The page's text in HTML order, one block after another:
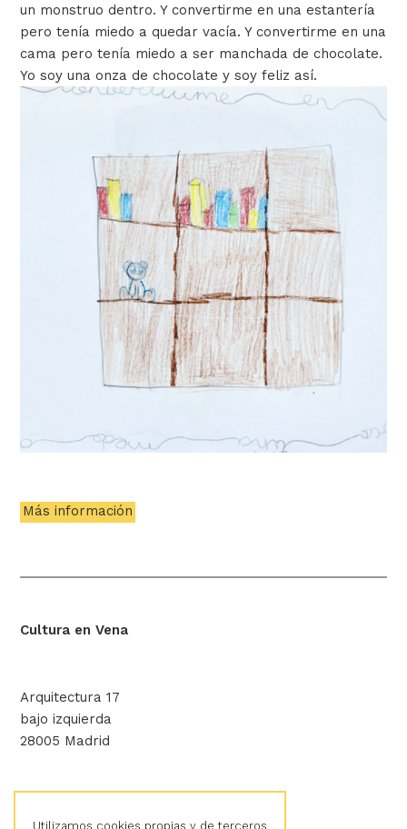
un monstruo dentro. Y convertirme en una estantería
pero tenía miedo a quedar vacía. Y convertirme en una
cama pero tenía miedo a ser manchada de chocolate.
Yo soy una onza de chocolate y soy feliz así.
Más información
Cultura en Vena
Arquitectura 17
bajo izquierda
28005 Madrid
Utilizamos cookies propias y de terceros